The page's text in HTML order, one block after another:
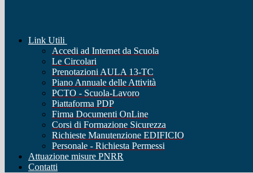
Link Utili
Accedi ad Internet da Scuola
Le Circolari
Prenotazioni AULA 13-TC
Piano Annuale delle Attività
PCTO - Scuola-Lavoro
Piattaforma PDP
Firma Documenti OnLine
Corsi di Formazione Sicurezza
Richieste Manutenzione EDIFICIO
Personale - Richiesta Permessi
Attuazione misure PNRR
Contatti